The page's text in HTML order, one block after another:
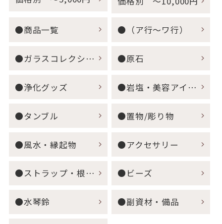
●商品一覧 ●（ア行～ワ行）
●ガラスコレクション ●原石
●浄化グッズ ●岩塩・美容アイテム
●タンブル ●置物/彫り物
●風水・縁起物 ●アクセサリー
●ストラップ・根付・キーホルダー ●ビーズ
●水琴鈴 ●副資材・備品